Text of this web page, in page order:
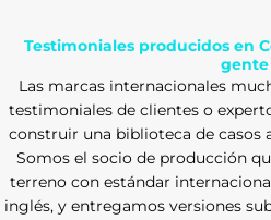
Testimoniales producidos en
gente
Las marcas internacionales
testimoniales de clientes o
construir una biblioteca de casos
Somos el socio de producción
terreno con estándar
inglés, y entregamos versiones